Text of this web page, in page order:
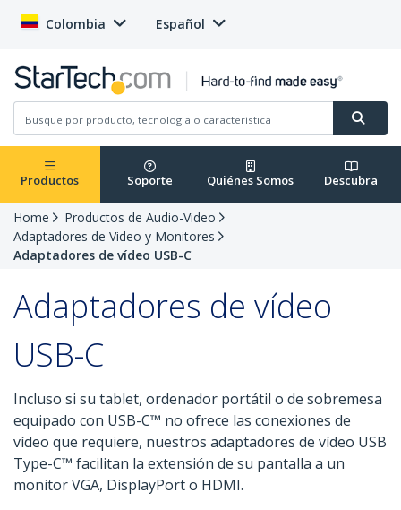
Colombia Español
Productos Soporte Quiénes Somos Descubra
Home
Productos de Audio-Video
Adaptadores de Video y Monitores
Adaptadores de vídeo USB-C
Adaptadores de vídeo
USB-C
Incluso si su tablet, ordenador portátil o de sobremesa
equipado con USB-C™ no ofrece las conexiones de
vídeo que requiere, nuestros adaptadores de vídeo USB
Type-C™ facilitan la extensión de su pantalla a un
monitor VGA, DisplayPort o HDMI.